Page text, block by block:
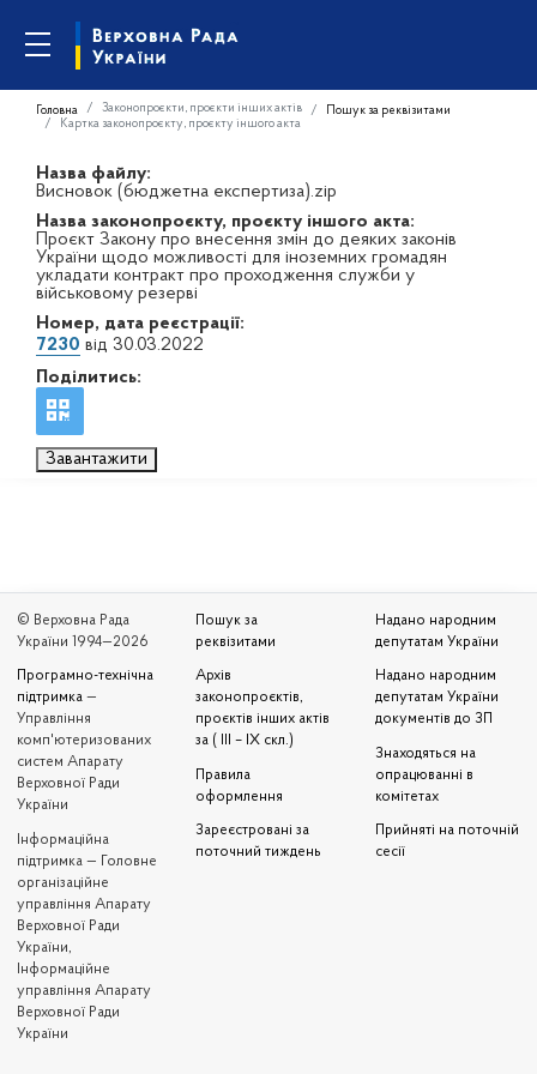
Головна Законопроєкти, проєкти інших актів
Пошук за реквізитами
Картка законопроєкту, проєкту іншого акта
Назва файлу:
Висновок (бюджетна експертиза).zip
Назва законопроєкту, проєкту іншого акта:
Проєкт Закону про внесення змін до деяких законів
України щодо можливості для іноземних громадян
укладати контракт про проходження служби у
військовому резерві
Номер, дата реєстрації:
7230 від 30.03.2022
Поділитись:
Завантажити
© Верховна Рада
України 1994—2026
Програмно-технічна
підтримка —
Управління
комп'ютеризованих
систем Апарату
Верховної Ради
України
Iнформаційна
підтримка — Головне
організаційне
управління Апарату
Верховної Ради
України,
Інформаційне
управління Апарату
Верховної Ради
України
Пошук за
реквізитами
Архів
законопроєктів,
проєктів інших актів
за ( III – IX скл.)
Правила
оформлення
Зареєстровані за
поточний тиждень
Надано народним
депутатам України
Надано народним
депутатам України
документів до ЗП
Знаходяться на
опрацюванні в
комітетах
Прийняті на поточній
сесії